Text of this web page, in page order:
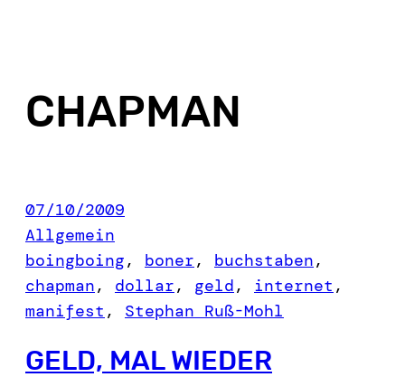
CHAPMAN
07/10/2009
Allgemein
boingboing, boner, buchstaben
chapman, dollar, geld, internet
manifest , Stephan Ruß-Mohl
GELD, MAL WIEDER